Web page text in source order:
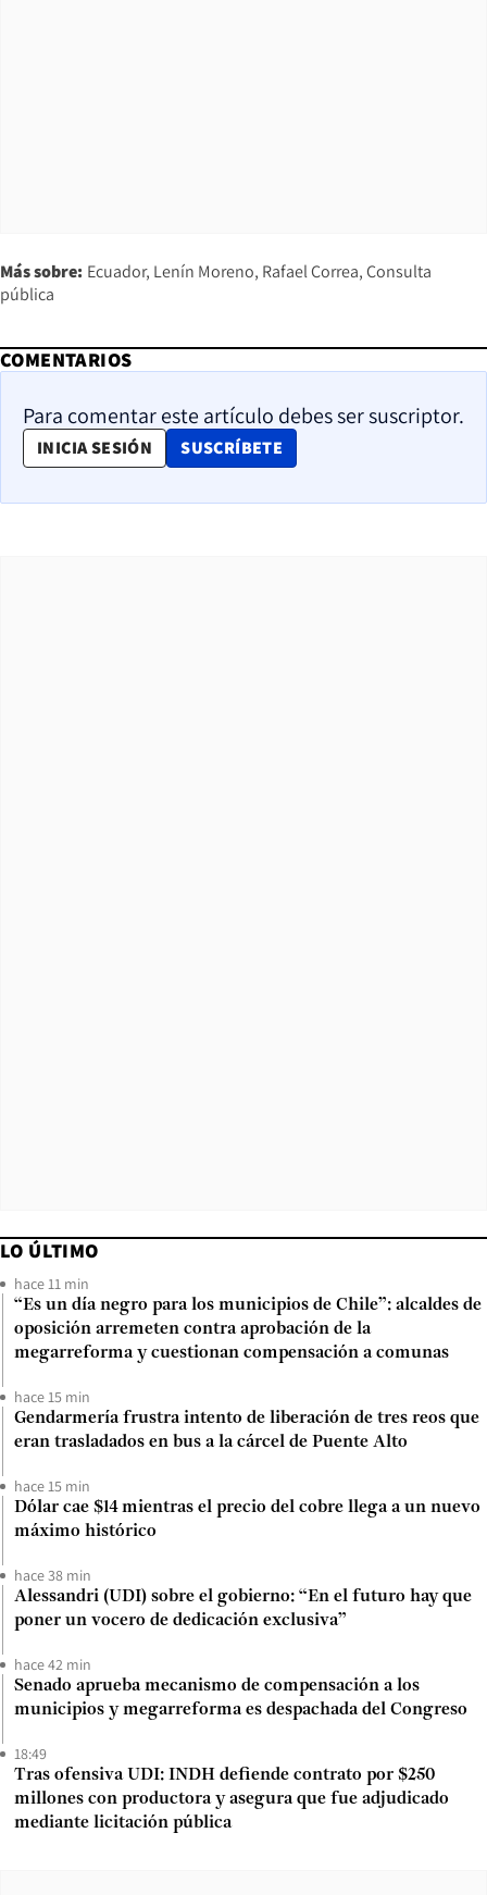
Más sobre: Ecuador Lenín Moreno Rafael Correa Consulta
pública
COMENTARIOS
Para comentar este artículo debes ser suscriptor.
INICIA SESIÓN SUSCRÍBETE
OPENS IN NEW WINDOW
LO ÚLTIMO
hace 11 min
“Es un día negro para los municipios de Chile”: alcaldes de
oposición arremeten contra aprobación de la
megarreforma y cuestionan compensación a comunas
hace 15 min
Gendarmería frustra intento de liberación de tres reos que
eran trasladados en bus a la cárcel de Puente Alto
hace 15 min
Dólar cae $14 mientras el precio del cobre llega a un nuevo
máximo histórico
hace 38 min
Alessandri (UDI) sobre el gobierno: “En el futuro hay que
poner un vocero de dedicación exclusiva”
hace 42 min
Senado aprueba mecanismo de compensación a los
municipios y megarreforma es despachada del Congreso
18:49
Tras ofensiva UDI: INDH defiende contrato por $250
millones con productora y asegura que fue adjudicado
mediante licitación pública